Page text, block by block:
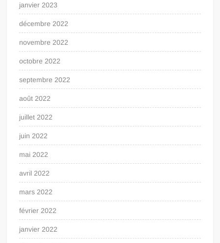
janvier 2023
décembre 2022
novembre 2022
octobre 2022
septembre 2022
août 2022
juillet 2022
juin 2022
mai 2022
avril 2022
mars 2022
février 2022
janvier 2022